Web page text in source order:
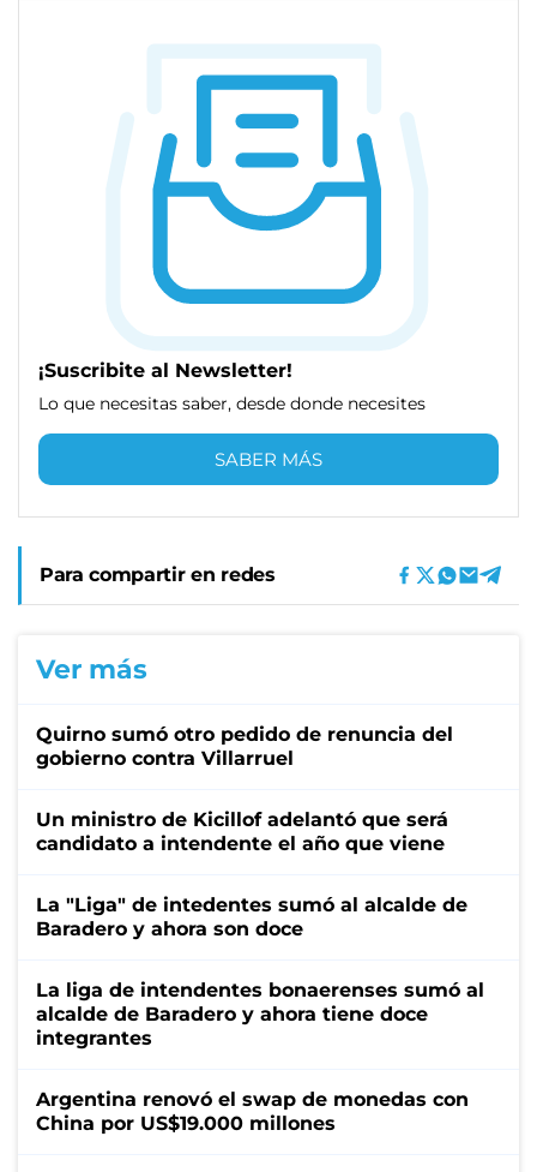
¡Suscribite al Newsletter!
Lo que necesitas saber, desde donde necesites
SABER MÁS
Para compartir en redes
Ver más
Quirno sumó otro pedido de renuncia del
gobierno contra Villarruel
Un ministro de Kicillof adelantó que será
candidato a intendente el año que viene
La "Liga" de intedentes sumó al alcalde de
Baradero y ahora son doce
La liga de intendentes bonaerenses sumó al
alcalde de Baradero y ahora tiene doce
integrantes
Argentina renovó el swap de monedas con
China por US$19.000 millones